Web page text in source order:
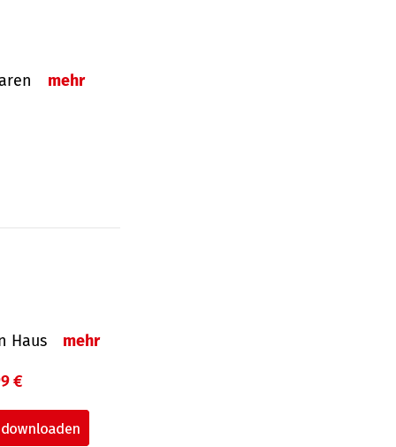
mehr
Haus mehr
€